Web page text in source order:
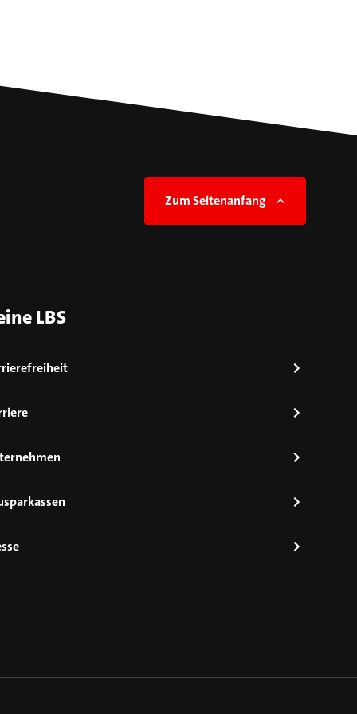
Zum Seitenanfang
LBS